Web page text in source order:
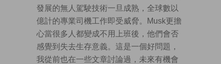
發展的無人駕駛技術一旦成熟，全球數以
億計的專業司機工作即受威脅。Musk更擔
心當很多人都變成不用上班後，他們會否
感覺到失去生存意義。這是一個好問題，
我從前也在一些文章討論過，未來有機會